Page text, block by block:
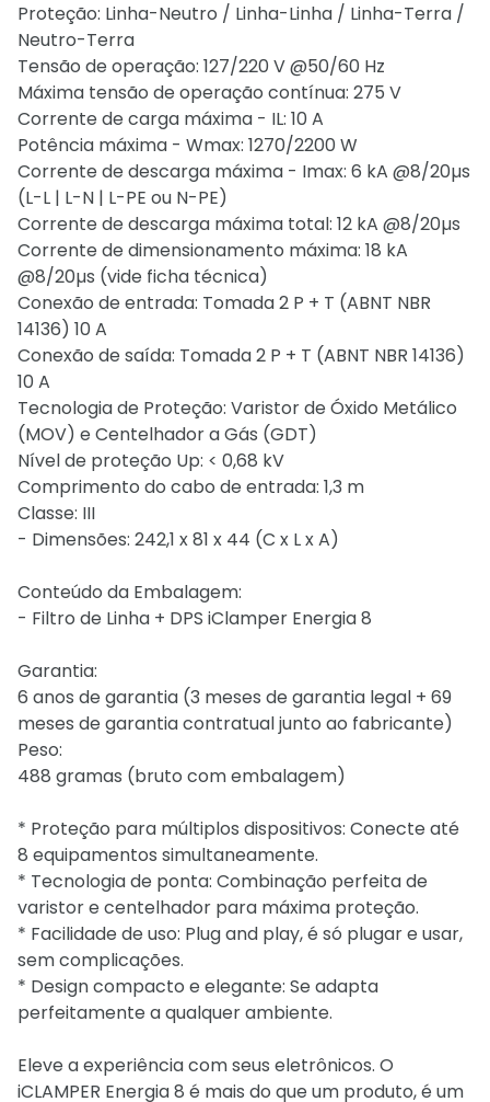
Proteção: Linha-Neutro / Linha-Linha / Linha-Terra /
Neutro-Terra
Tensão de operação: 127/220 V @50/60 Hz
Máxima tensão de operação contínua: 275 V
Corrente de carga máxima - IL: 10 A
Potência máxima - Wmax: 1270/2200 W
Corrente de descarga máxima - Imax: 6 kA @8/20µs
(L-L | L-N | L-PE ou N-PE)
Corrente de descarga máxima total: 12 kA @8/20µs
Corrente de dimensionamento máxima: 18 kA
@8/20µs (vide ficha técnica)
Conexão de entrada: Tomada 2 P + T (ABNT NBR
14136) 10 A
Conexão de saída: Tomada 2 P + T (ABNT NBR 14136)
10 A
Tecnologia de Proteção: Varistor de Óxido Metálico
(MOV) e Centelhador a Gás (GDT)
Nível de proteção Up: < 0,68 kV
Comprimento do cabo de entrada: 1,3 m
Classe: III
- Dimensões: 242,1 x 81 x 44 (C x L x A)
Conteúdo da Embalagem:
- Filtro de Linha + DPS iClamper Energia 8
Garantia:
6 anos de garantia (3 meses de garantia legal + 69
meses de garantia contratual junto ao fabricante)
Peso:
488 gramas (bruto com embalagem)
* Proteção para múltiplos dispositivos: Conecte até
8 equipamentos simultaneamente.
* Tecnologia de ponta: Combinação perfeita de
varistor e centelhador para máxima proteção.
* Facilidade de uso: Plug and play, é só plugar e usar,
sem complicações.
* Design compacto e elegante: Se adapta
perfeitamente a qualquer ambiente.
Eleve a experiência com seus eletrônicos. O
iCLAMPER Energia 8 é mais do que um produto, é um